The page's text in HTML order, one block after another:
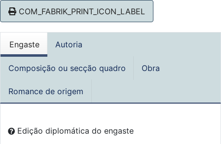
COM_FABRIK_PRINT_ICON_LABEL
Engaste Autoria
Composição ou secção quadro Obra
Romance de origem
Edição diplomática do engaste